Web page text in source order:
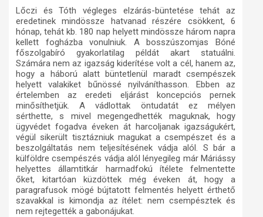
Lőczi és Tóth végleges elzárás-büntetése tehát az
eredetinek mindössze hatvanad részére csökkent, 6
hónap, tehát kb. 180 nap helyett mindössze három napra
kellett fogházba vonulniuk. A bosszúszomjas Bóné
főszolgabíró gyakorlatilag példát akart statuálni.
Számára nem az igazság kiderítése volt a cél, hanem az,
hogy a háború alatt büntetlenül maradt csempészek
helyett valakiket bűnössé nyilváníthasson. Ebben az
értelemben az eredeti eljárást koncepciós pernek
minősíthetjük. A vádlottak öntudatát ez mélyen
sérthette, s mivel megengedhették maguknak, hogy
ügyvédet fogadva éveken át harcoljanak igazságukért,
végül sikerült tisztázniuk magukat a csempészet és a
beszolgáltatás nem teljesítésének vádja alól. S bár a
külföldre csempészés vádja alól lényegileg már Máriássy
helyettes államtitkár harmadfokú ítélete felmentette
őket, kitartóan küzdöttek még éveken át, hogy a
paragrafusok mögé bújtatott felmentés helyett érthető
szavakkal is kimondja az ítélet: nem csempésztek és
nem rejtegették a gabonájukat.